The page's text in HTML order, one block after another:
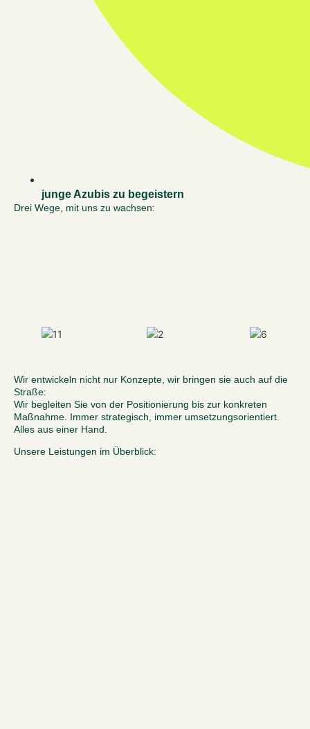
junge Azubis zu begeistern
Drei Wege, mit uns zu wachsen:
Wir entwickeln nicht nur Konzepte, wir bringen sie auch auf die
Straße:
Wir begleiten Sie von der Positionierung bis zur konkreten
Maßnahme. Immer strategisch, immer umsetzungsorientiert.
Alles aus einer Hand.
Unsere Leistungen im Überblick: